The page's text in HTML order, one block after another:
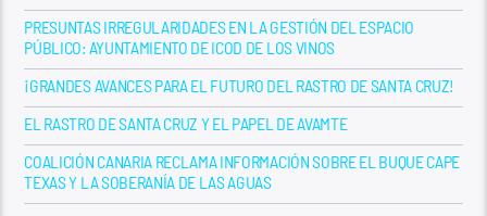
PRESUNTAS IRREGULARIDADES EN LA GESTIÓN DEL ESPACIO
PÚBLICO: AYUNTAMIENTO DE ICOD DE LOS VINOS
¡GRANDES AVANCES PARA EL FUTURO DEL RASTRO DE SANTA CRUZ!
EL RASTRO DE SANTA CRUZ Y EL PAPEL DE AVAMTE
COALICIÓN CANARIA RECLAMA INFORMACIÓN SOBRE EL BUQUE CAPE
TEXAS Y LA SOBERANÍA DE LAS AGUAS